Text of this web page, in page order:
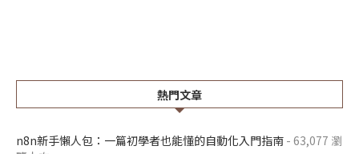
熱門文章
n8n新手懶人包：一篇初學者也能懂的自動化入門指南 - 63,077 瀏